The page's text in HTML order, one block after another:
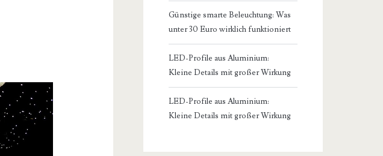
Günstige smarte Beleuchtung: Was
unter 30 Euro wirklich funktioniert
LED-Profile aus Aluminium:
Kleine Details mit großer Wirkung
LED-Profile aus Aluminium:
Kleine Details mit großer Wirkung